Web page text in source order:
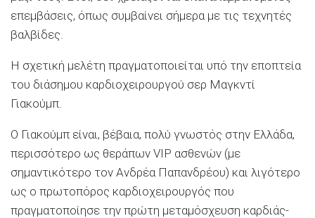
επεμβάσεις, όπως συμβαίνει σήμερα με τις τεχνητές
βαλβίδες.
Η σχετική μελέτη πραγματοποιείται υπό την εποπτεία
του διάσημου καρδιοχειρουργού σερ Μαγκντί
Γιακούμπ.
Ο Γιακούμπ είναι, βέβαια, πολύ γνωστός στην Ελλάδα,
περισσότερο ως θεράπων VIP ασθενών (με
σημαντικότερο τον Ανδρέα Παπανδρέου) και λιγότερο
ως ο πρωτοπόρος καρδιοχειρουργός που
πραγματοποίησε την πρώτη μεταμόσχευση καρδιάς-